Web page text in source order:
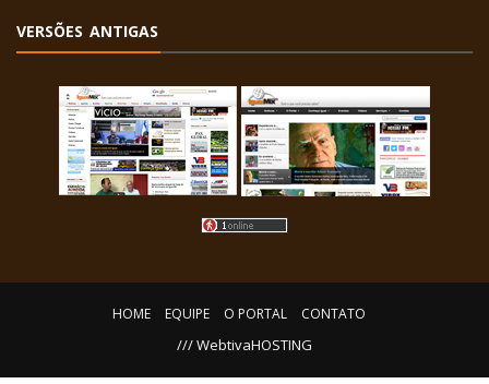
VERSÕES ANTIGAS
HOME EQUIPE O PORTAL CONTATO
/// WebtivaHOSTING